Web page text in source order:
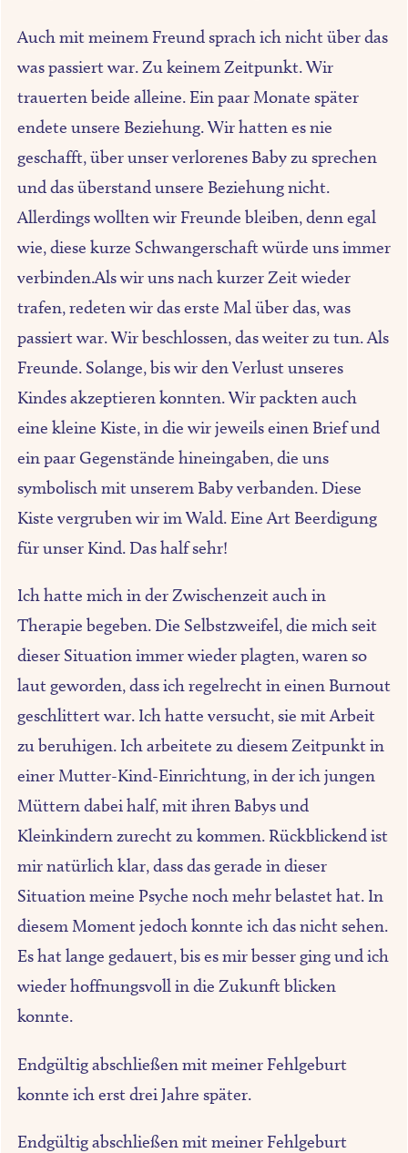
Auch mit meinem Freund sprach ich nicht über das
was passiert war. Zu keinem Zeitpunkt. Wir
trauerten beide alleine. Ein paar Monate später
endete unsere Beziehung. Wir hatten es nie
geschafft, über unser verlorenes Baby zu sprechen
und das überstand unsere Beziehung nicht.
Allerdings wollten wir Freunde bleiben, denn egal
wie, diese kurze Schwangerschaft würde uns immer
verbinden.Als wir uns nach kurzer Zeit wieder
trafen, redeten wir das erste Mal über das, was
passiert war. Wir beschlossen, das weiter zu tun. Als
Freunde. Solange, bis wir den Verlust unseres
Kindes akzeptieren konnten. Wir packten auch
eine kleine Kiste, in die wir jeweils einen Brief und
ein paar Gegenstände hineingaben, die uns
symbolisch mit unserem Baby verbanden. Diese
Kiste vergruben wir im Wald. Eine Art Beerdigung
für unser Kind. Das half sehr!
Ich hatte mich in der Zwischenzeit auch in
Therapie begeben. Die Selbstzweifel, die mich seit
dieser Situation immer wieder plagten, waren so
laut geworden, dass ich regelrecht in einen Burnout
geschlittert war. Ich hatte versucht, sie mit Arbeit
zu beruhigen. Ich arbeitete zu diesem Zeitpunkt in
einer Mutter-Kind-Einrichtung, in der ich jungen
Müttern dabei half, mit ihren Babys und
Kleinkindern zurecht zu kommen. Rückblickend ist
mir natürlich klar, dass das gerade in dieser
Situation meine Psyche noch mehr belastet hat. In
diesem Moment jedoch konnte ich das nicht sehen.
Es hat lange gedauert, bis es mir besser ging und ich
wieder hoffnungsvoll in die Zukunft blicken
konnte.
Endgültig abschließen mit meiner Fehlgeburt
konnte ich erst drei Jahre später.
Endgültig abschließen mit meiner Fehlgeburt